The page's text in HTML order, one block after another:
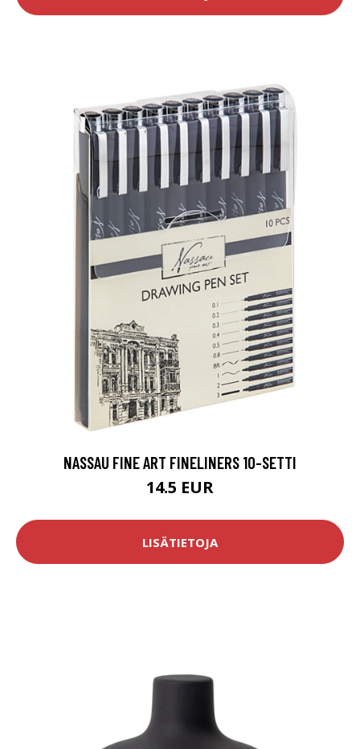
NASSAU FINE ART FINELINERS 10-SETTI
14.5 EUR
LISÄTIETOJA